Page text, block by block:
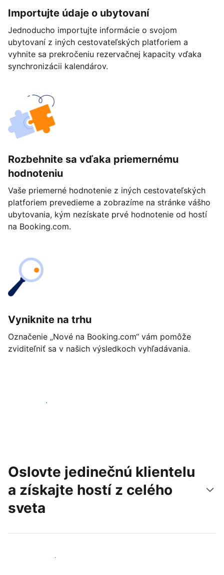
Importujte údaje o ubytovaní
Jednoducho importujte informácie o svojom
ubytovaní z iných cestovateľských platforiem a
vyhnite sa prekročeniu rezervačnej kapacity vďaka
synchronizácii kalendárov.
Rozbehnite sa vďaka priemernému
hodnoteniu
Vaše priemerné hodnotenie z iných cestovateľských
platforiem prevedieme a zobrazíme na stránke vášho
ubytovania, kým nezískate prvé hodnotenie od hostí
na Booking.com.
Vyniknite na trhu
Označenie „Nové na Booking.com“ vám pomôže
zviditeľniť sa v našich výsledkoch vyhľadávania.
Začať ešte dnes
Oslovte jedinečnú klientelu
a získajte hostí z celého
sveta
Osloviť nových hostí